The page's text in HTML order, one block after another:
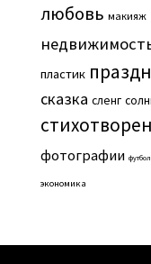
любовь макияж
пластик
сказка сленг
фотографии футбол
экономика